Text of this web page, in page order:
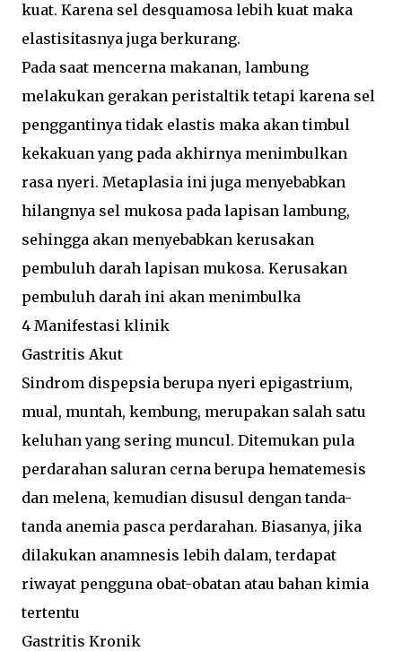
kuat. Karena sel desquamosa lebih kuat maka
elastisitasnya juga berkurang.
Pada saat mencerna makanan, lambung
melakukan gerakan peristaltik tetapi karena sel
penggantinya tidak elastis maka akan timbul
kekakuan yang pada akhirnya menimbulkan
rasa nyeri. Metaplasia ini juga menyebabkan
hilangnya sel mukosa pada lapisan lambung,
sehingga akan menyebabkan kerusakan
pembuluh darah lapisan mukosa. Kerusakan
pembuluh darah ini akan menimbulka
4 Manifestasi klinik
Gastritis Akut
Sindrom dispepsia berupa nyeri epigastrium,
mual, muntah, kembung, merupakan salah satu
keluhan yang sering muncul. Ditemukan pula
perdarahan saluran cerna berupa hematemesis
dan melena, kemudian disusul dengan tanda-
tanda anemia pasca perdarahan. Biasanya, jika
dilakukan anamnesis lebih dalam, terdapat
riwayat pengguna obat-obatan atau bahan kimia
tertentu
Gastritis Kronik